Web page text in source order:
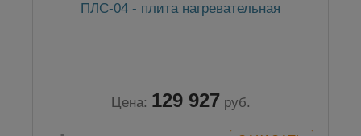
ПЛС-04 - плита нагревательная
Цена: 129 927 руб.